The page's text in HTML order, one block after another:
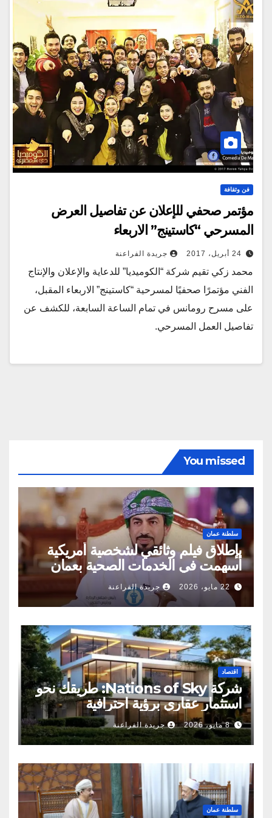
فن وثقافة
مؤتمر صحفي للإعلان عن تفاصيل العرض
المسرحي “كاستينج” الاربعاء
24 أبريل، 2017 جريدة الفراعنة
محمد زكي تقيم شركة “الكوميديا” للدعاية والإعلان والإنتاج
الفني مؤتمرًا صحفيًا لمسرحية “كاستينج” الاربعاء المقبل،
على مسرح رومانس في تمام الساعة السابعة، للكشف عن
تفاصيل العمل المسرحي.
You missed
سلطنة عمان
بإطلاق فيلم وثائقي لشخصية أمريكية
أسهمت في الخدمات الصحية بعمان
22 مايو، 2026 جريدة الفراعنة
اقتصاد
شركة Nations of Sky: طريقك نحو
استثمار عقاري برؤية احترافية
8 مايو، 2026 جريدة الفراعنة
سلطنة عمان